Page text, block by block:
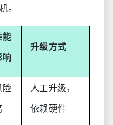
。
能
响
升级方式
险
人工升级，
依赖硬件